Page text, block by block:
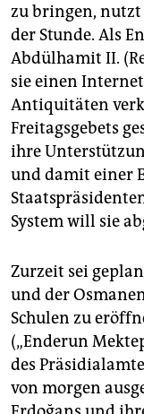
zu bringen,
der Stunde. Als
Abdülhamit II.
sie einen
Antiquitäten
Freitagsgebets
ihre
und damit einer
System will sie
Zurzeit sei
und der
Schulen zu
(„Enderun
des
von morgen